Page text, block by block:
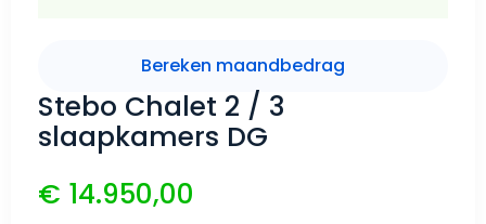
Stebo Chalet 2 / 3
slaapkamers DG
€ 14.950,00
Bereken maandbedrag